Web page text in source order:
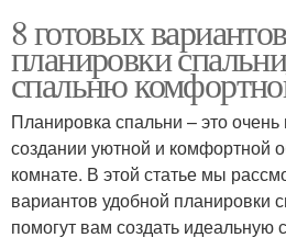
8 готовых
планировки
спальню
Планировка спальни – это
создании уютной и комфортной
комнате. В этой статье мы
вариантов удобной планировки
помогут вам создать идеальную